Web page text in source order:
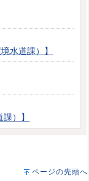
水道課）】
）】
ページの先頭へ